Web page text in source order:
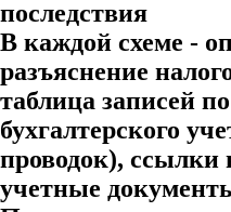
последствия
В каждой схеме -
разъяснение
таблица записей
бухгалтерского
проводок), ссылки
учетные